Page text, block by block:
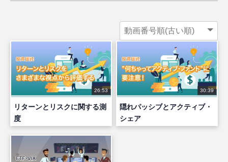
26:53
リターンとリスクに関する測
度
30:39
隠れパッシブとアクティブ・
シェア